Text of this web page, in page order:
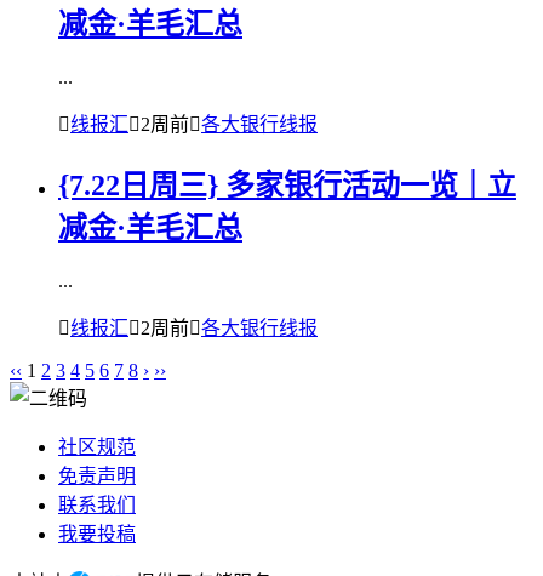
减金·羊毛汇总
...
线报汇2周前各大银行线报
{7.22日周三} 多家银行活动一览｜立
减金·羊毛汇总
...
线报汇2周前各大银行线报
‹‹ 1 2 3 4 5 6 7 8 › ››
社区规范
免责声明
联系我们
我要投稿